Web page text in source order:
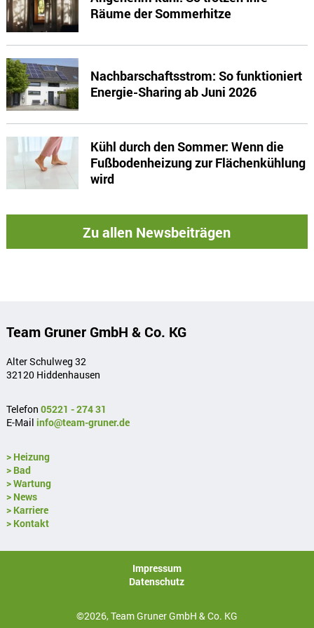
Räume der Sommerhitze
Nachbarschaftsstrom: So funktioniert
Energie-Sharing ab Juni 2026
Kühl durch den Sommer: Wenn die
Fußbodenheizung zur Flächenkühlung
wird
Zu allen Newsbeiträgen
Team Gruner GmbH & Co. KG
Alter Schulweg 32
32120 Hiddenhausen
Telefon 05221 - 274 31
E-Mail info@team-gruner.de
> Heizung
> Bad
> Wartung
> News
> Karriere
> Kontakt
Impressum
Datenschutz
©2026, Team Gruner GmbH & Co. KG